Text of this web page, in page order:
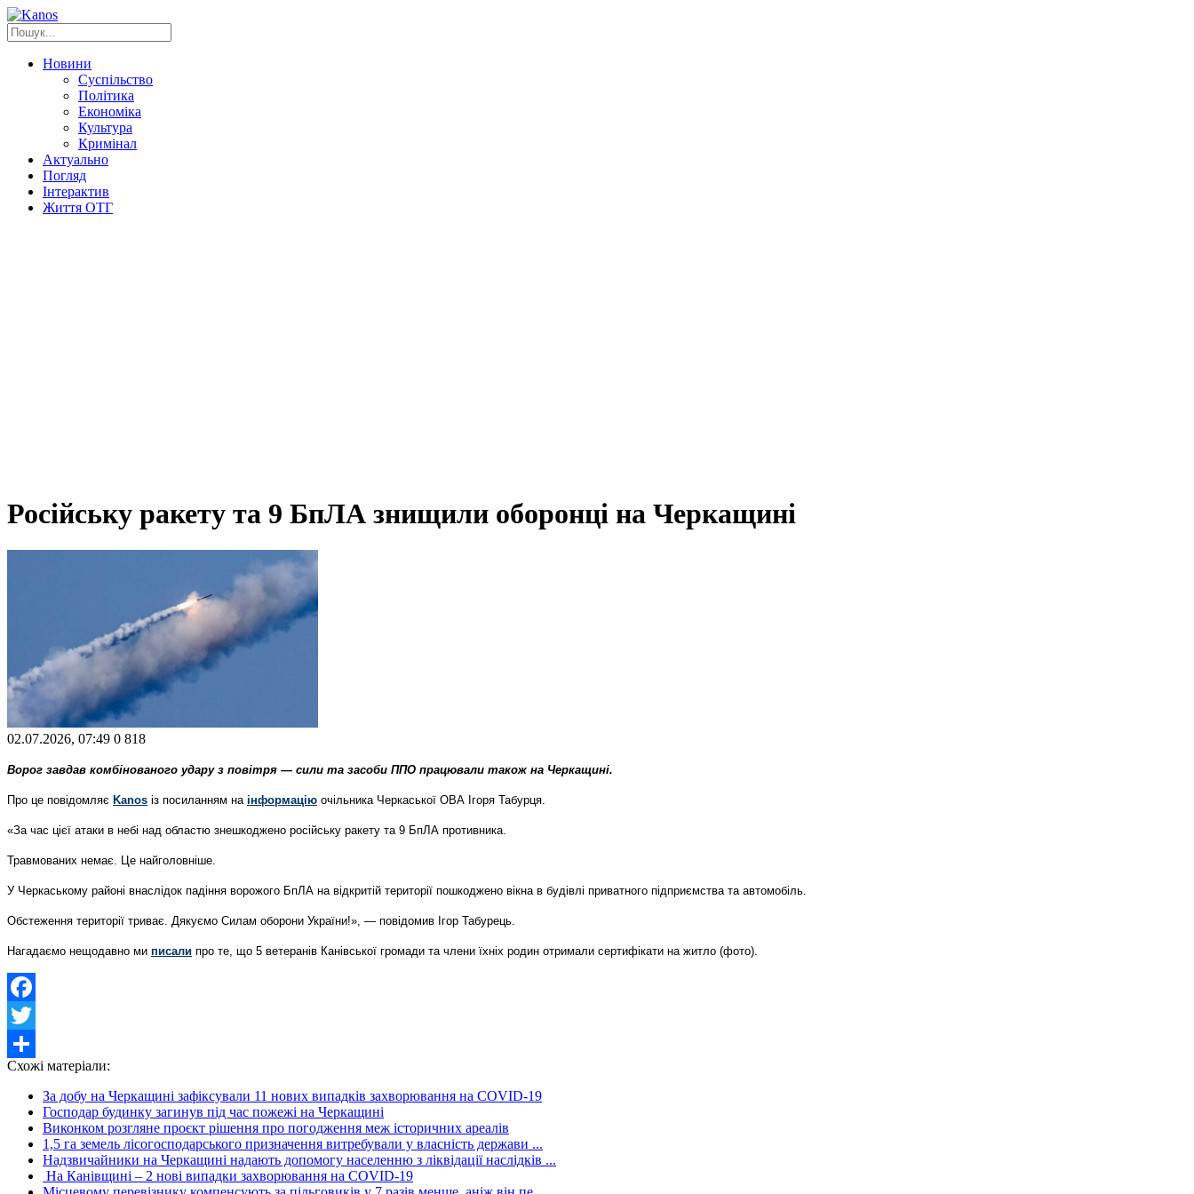
Новини
Суспільство
Політика
Економіка
Культура
Кримінал
Актуально
Погляд
Інтерактив
Життя ОТГ
Російську ракету та 9 БпЛА знищили оборонці на Черкащині
02.07.2026, 07:49 0 818
Ворог завдав комбінованого удару з повітря — сили та засоби ППО працювали також на Черкащині.
Про це повідомляє Kanos із посиланням на інформацію очільника Черкаської ОВА Ігоря Табурця.
«За час цієї атаки в небі над областю знешкоджено російську ракету та 9 БпЛА противника.
Травмованих немає. Це найголовніше.
У Черкаському районі внаслідок падіння ворожого БпЛА на відкритій території пошкоджено вікна в будівлі приватного підприємства та автомобіль.
Обстеження території триває. Дякуємо Силам оборони України!», — повідомив Ігор Табурець.
Нагадаємо нещодавно ми писали про те, що 5 ветеранів Канівської громади та члени їхніх родин отримали сертифікати на житло (фото).
Facebook
Twitter
Share
Схожі матеріали:
За добу на Черкащині зафіксували 11 нових випадків захворювання на COVID-19
Господар будинку загинув під час пожежі на Черкащині
Виконком розгляне проєкт рішення про погодження меж історичних ареалів
1,5 га земель лісогосподарського призначення витребували у власність держави ...
Надзвичайники на Черкащині надають допомогу населенню з ліквідації наслідків ...
На Канівщині – 2 нові випадки захворювання на COVID-19